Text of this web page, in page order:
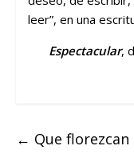
leer”, en una
Espectacular,
← Que